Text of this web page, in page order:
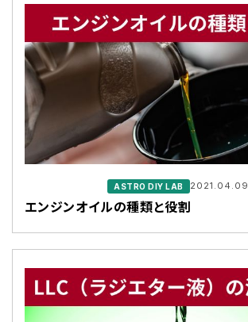
ASTRO DIY LAB 2021.04.09
エンジンオイルの種類と役割